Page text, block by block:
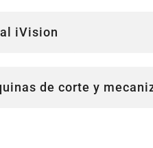
iVision
de corte y